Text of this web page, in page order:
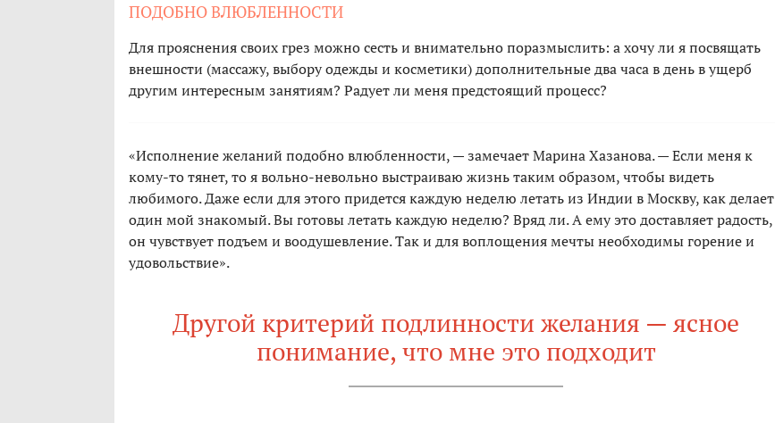
ПОДОБНО ВЛЮБЛЕННОСТИ
Для прояснения своих грез можно сесть и внимательно поразмыслить: а хочу ли я посвящать
внешности (массажу, выбору одежды и косметики) дополнительные два часа в день в ущерб
другим интересным занятиям? Радует ли меня предстоящий процесс?
«Исполнение желаний подобно влюбленности, — замечает Марина Хазанова. — Если меня к
кому-то тянет, то я вольно-невольно выстраиваю жизнь таким образом, чтобы видеть
любимого. Даже если для этого придется каждую неделю летать из Индии в Москву, как делает
один мой знакомый. Вы готовы летать каждую неделю? Вряд ли. А ему это доставляет радость,
он чувствует подъем и воодушевление. Так и для воплощения мечты необходимы горение и
удовольствие».
Другой критерий подлинности желания — ясное
понимание, что мне это подходит